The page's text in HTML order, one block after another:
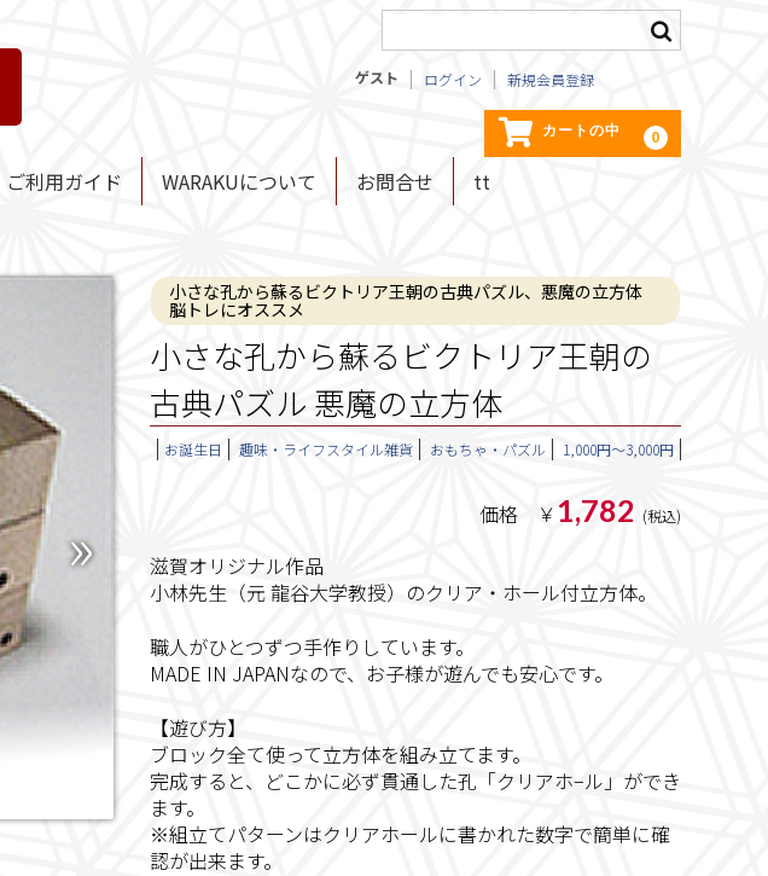
ゲスト ログイン 新規会員登録
カートの中 0
ご利用ガイド WARAKUについて お問合せ tt
小さな孔から蘇るビクトリア王朝の古典パズル、悪魔の立方体
脳トレにオススメ
小さな孔から蘇るビクトリア王朝の
古典パズル 悪魔の立方体
お誕生日 趣味・ライフスタイル雑貨 おもちゃ・パズル 1,000円～3,000円
価格 ￥1,782 (税込)
滋賀オリジナル作品
小林先生（元 龍谷大学教授）のクリア・ホール付立方体。
職人がひとつずつ手作りしています。
MADE IN JAPANなので、お子様が遊んでも安心です。
【遊び方】
ブロック全て使って立方体を組み立てます。
完成すると、どこかに必ず貫通した孔「クリアホ−ル」ができ
ます。
※組立てパターンはクリアホールに書かれた数字で簡単に確
認が出来ます。